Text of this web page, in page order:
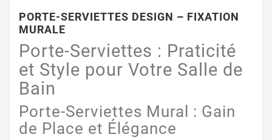
PORTE-SERVIETTES DESIGN – FIXATION
MURALE
Porte-Serviettes : Praticité
et Style pour Votre Salle de
Bain
Porte-Serviettes Mural : Gain
de Place et Élégance